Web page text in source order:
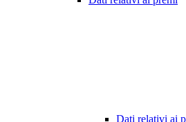
Dati relativi ai